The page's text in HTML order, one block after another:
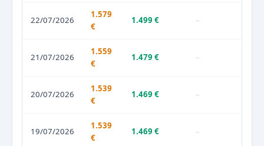
22/07/2026
1.579
€
1.499 € –
21/07/2026
1.559
€
1.479 € –
20/07/2026
1.539
€
1.469 € –
19/07/2026
1.539
€
1.469 € –